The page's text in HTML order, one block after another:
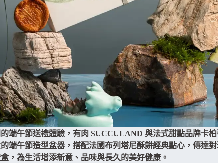
端午節送禮體驗，有肉 SUCCULAND 與法式甜點品牌卡
端午節造型盆器，搭配法國布列塔尼酥餅經典點心，傳達
，為生活增添新意、品味與長久的美好健康。